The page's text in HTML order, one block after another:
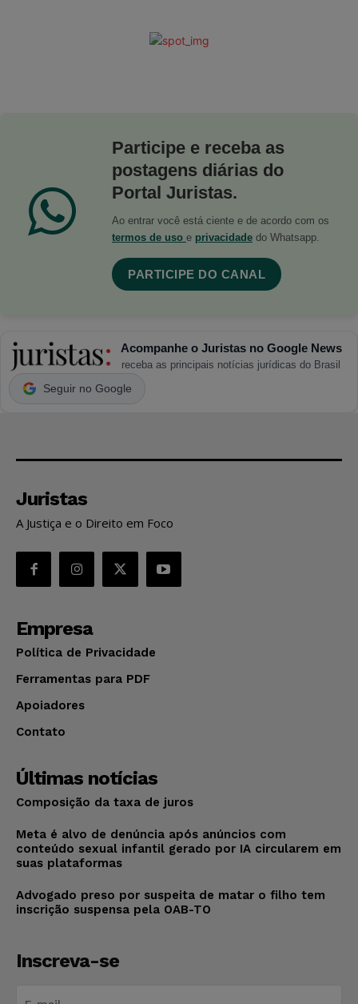
Participe e receba as
postagens diárias do
Portal Juristas.
Ao entrar você está ciente e de acordo com os
termos de uso e privacidade do Whatsapp.
PARTICIPE DO CANAL
Acompanhe o Juristas no Google News
receba as principais notícias jurídicas do Brasil
Seguir no Google
Juristas
A Justiça e o Direito em Foco
Empresa
Política de Privacidade
Ferramentas para PDF
Apoiadores
Contato
Últimas notícias
Composição da taxa de juros
Meta é alvo de denúncia após anúncios com
conteúdo sexual infantil gerado por IA circularem em
suas plataformas
Advogado preso por suspeita de matar o filho tem
inscrição suspensa pela OAB-TO
Inscreva-se